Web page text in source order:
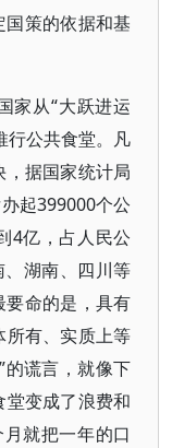
策的依据和基
家从“大跃进运
行公共食堂。凡
据国家统计局
起399000个公
4亿，占人民公
湖南、四川等
命的是，具有
有、实质上等
的谎言，就像下
变成了浪费和
就把一年的口